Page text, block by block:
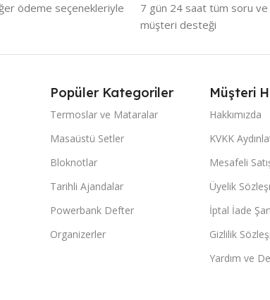
ödeme seçenekleriyle
7 gün 24 saat tüm soru ve
müşteri desteği
Popüler Kategoriler
Termoslar ve Mataralar
Masaüstü Setler
Bloknotlar
Tarihli Ajandalar
Powerbank Defter
Organizerler
Müşteri
Hakkımızda
KVKK
Mesafeli
Üyelik
İptal İade
Gizlilik
Yardım ve